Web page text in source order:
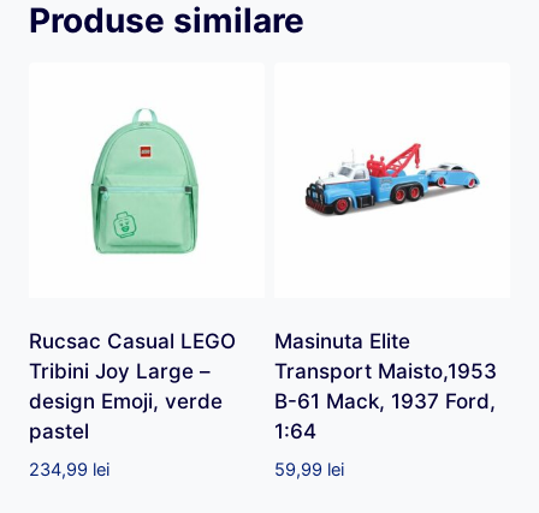
Produse similare
Rucsac Casual LEGO
Tribini Joy Large –
design Emoji, verde
pastel
234,99 lei
Masinuta Elite
Transport Maisto,1953
B-61 Mack, 1937 Ford,
1:64
59,99 lei